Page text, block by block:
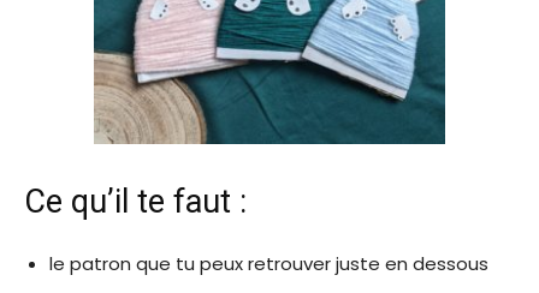
Ce qu’il te faut :
le patron que tu peux retrouver juste en dessous